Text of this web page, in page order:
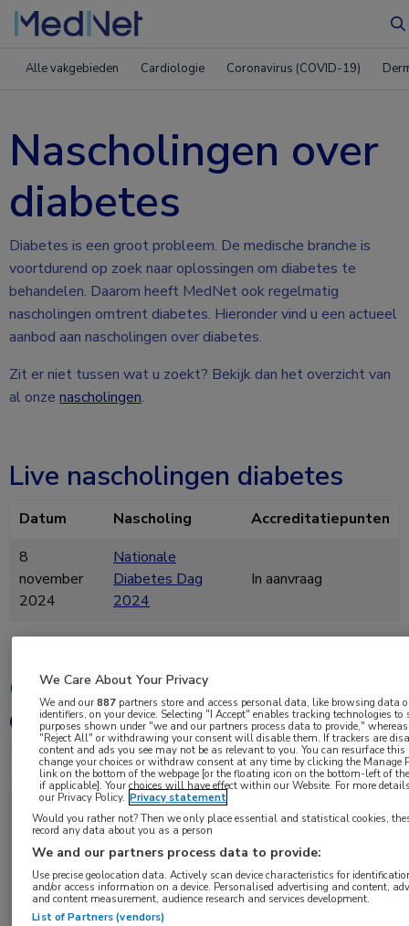
Alle vakgebieden Cardiologie Coronavirus (COVID-19)
Nascholingen over
diabetes
Diabetes is een groot probleem. De medische branche is
voortdurend op zoek naar oplossingen om diabetes te
behandelen. Daarom heeft MedNet ook regelmatig
nascholingen omtrent diabetes. Hieronder vind u een actueel
aanbod aan nascholingen over diabetes.
Zit er niet tussen wat u zoekt? Bekijk dan het overzicht van
al onze nascholingen.
Live nascholingen diabetes
Datum Nascholing
Accreditatiepunten
8
november
2024
Nationale
Diabetes Dag
2024
In aanvraag
On demand nascholingen
diabetes
Nascholing Voor wie?
Optimaal
teamwork bij de
DM2-patiënt
met zeer hoog
risico
Internisten, huisartsen,
cardiologen,
verpleegkundig
specialisten,
verpleegkundigen en
praktijkondersteuners.
We Care About Your Privacy
We and our887 partners store and access personal data, like browsing data
identifiers, on your device. Selecting "I Accept" enables tracking technologies to
purposes shown under "we and our partners process data to provide,"
"Reject All" or withdrawing your consent will disable them. If trackers are
content and ads you see may not be as relevant to you. You can resurface
change your choices or withdraw consent at any time by clicking the Manage
link on the bottom of the webpage [or the floating icon on the bottom-left of
if applicable]. Your choices will have effect within our Website. For more
our Privacy Policy. Privacy statement
Would you rather not? Then we only place essential and statistical cookies,
record any data about you as a person
We and our partners process data to provide:
Use precise geolocation data. Actively scan device characteristics for
and/or access information on a device. Personalised advertising and content,
and content measurement, audience research and services development.
List of Partners (vendors)